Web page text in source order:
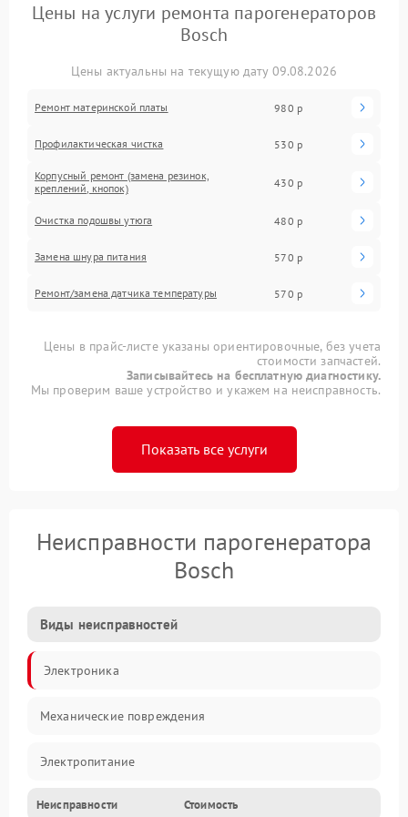
Цены на услуги ремонта парогенераторов
Bosch
Цены актуальны на текущую дату 09.08.2026
Ремонт материнской платы 980 р
Профилактическая чистка 530 р
Корпусный ремонт (замена резинок,
креплений, кнопок)
430 р
Очистка подошвы утюга 480 р
Замена шнура питания 570 р
Ремонт/замена датчика температуры 570 р
Цены в прайс-листе указаны ориентировочные, без учета
стоимости запчастей.
Записывайтесь на бесплатную диагностику.
Мы проверим ваше устройство и укажем на неисправность.
Показать все услуги
Неисправности парогенератора
Bosch
Виды неисправностей
Электроника
Механические повреждения
Электропитание
Парообразование
Неисправности Стоимость